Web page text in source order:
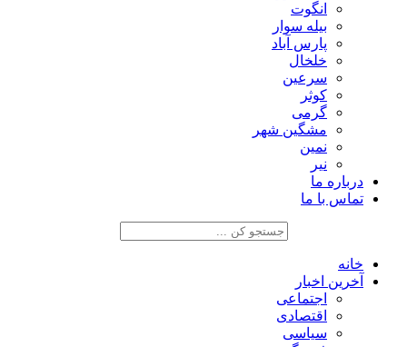
انگوت
بیله سوار
پارس آباد
خلخال
سرعین
کوثر
گرمی
مشگین شهر
نمین
نیر
درباره ما
تماس با ما
خانه
آخرین اخبار
اجتماعی
اقتصادی
سیاسی